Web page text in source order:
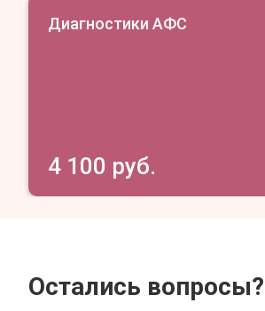
Диагностики АФС
4 100 руб.
Остались вопросы?